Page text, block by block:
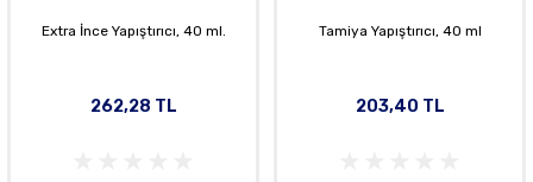
Extra İnce Yapıştırıcı, 40 ml.
262,28 TL
Tamiya Yapıştırıcı, 40 ml
203,40 TL